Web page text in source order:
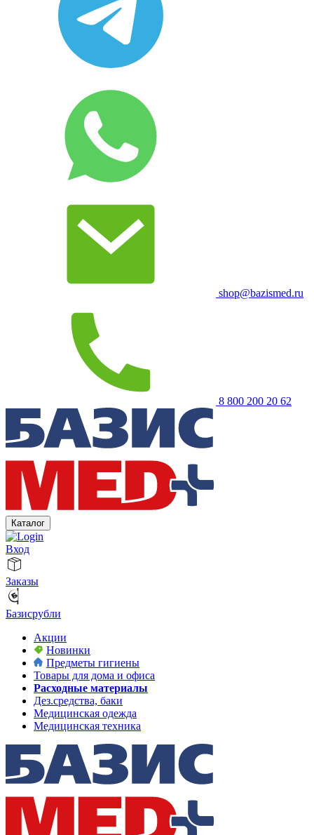
shop@bazismed.ru
8 800 200 20 62
Каталог
Вход
Заказы
Базисрубли
Акции
Новинки
Предметы гигиены
Товары для дома и офиса
Расходные материалы
Дез.средства, баки
Медицинская одежда
Медицинская техника